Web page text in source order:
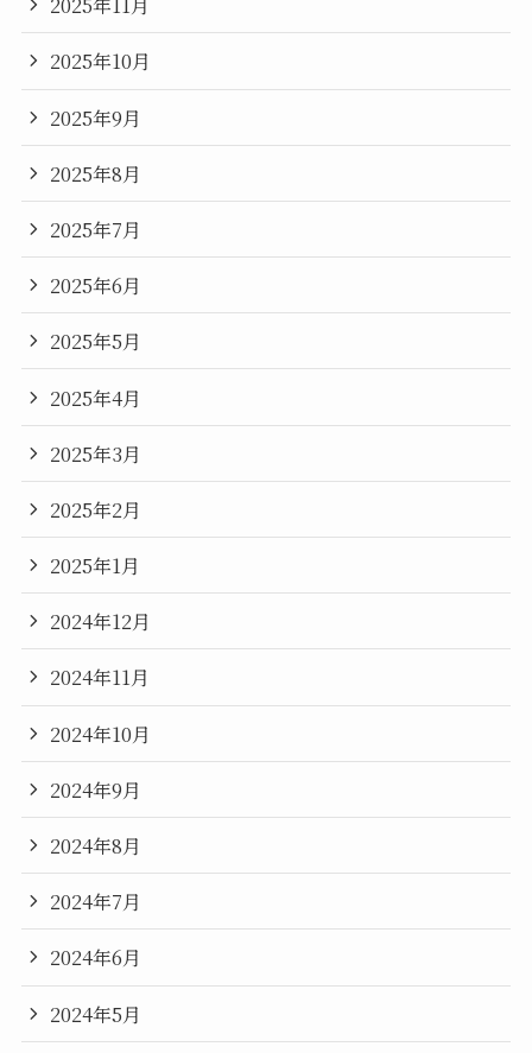
2025年10月
2025年9月
2025年8月
2025年7月
2025年6月
2025年5月
2025年4月
2025年3月
2025年2月
2025年1月
2024年12月
2024年11月
2024年10月
2024年9月
2024年8月
2024年7月
2024年6月
2024年5月